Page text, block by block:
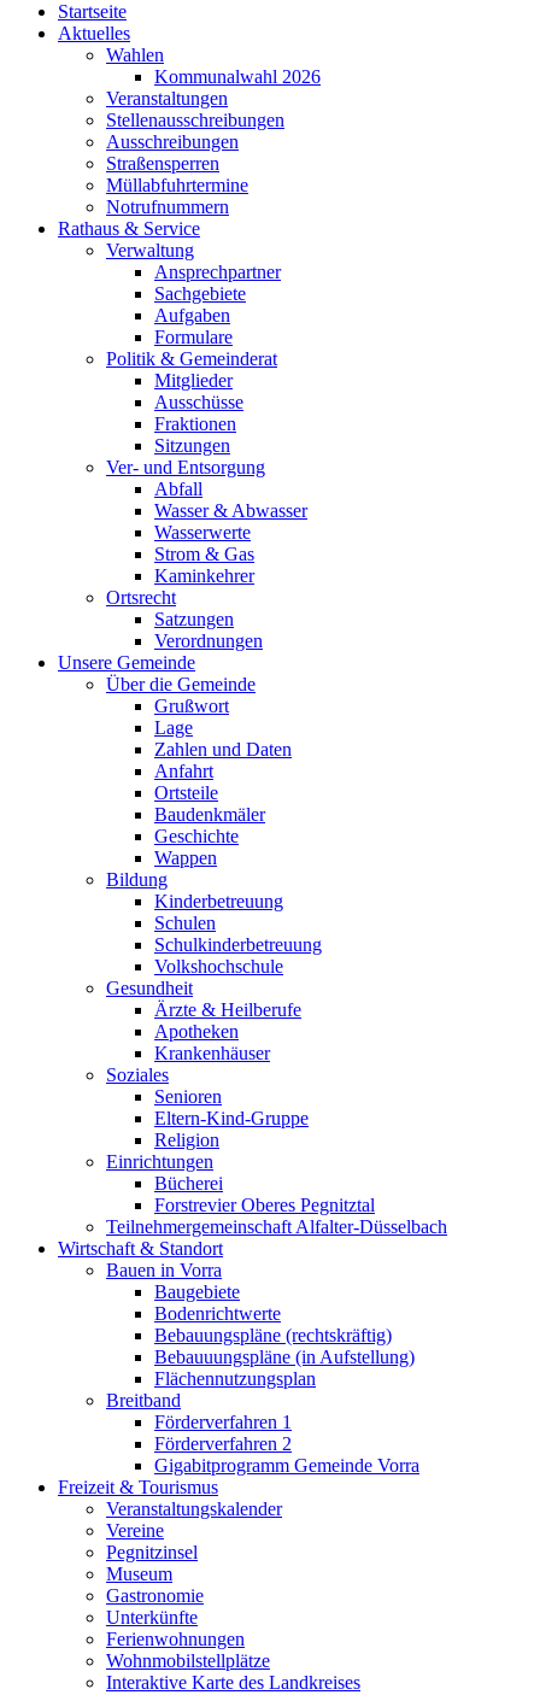
Startseite
Aktuelles
Wahlen
Kommunalwahl 2026
Veranstaltungen
Stellenausschreibungen
Ausschreibungen
Straßensperren
Müllabfuhrtermine
Notrufnummern
Rathaus & Service
Verwaltung
Ansprechpartner
Sachgebiete
Aufgaben
Formulare
Politik & Gemeinderat
Mitglieder
Ausschüsse
Fraktionen
Sitzungen
Ver- und Entsorgung
Abfall
Wasser & Abwasser
Wasserwerte
Strom & Gas
Kaminkehrer
Ortsrecht
Satzungen
Verordnungen
Unsere Gemeinde
Über die Gemeinde
Grußwort
Lage
Zahlen und Daten
Anfahrt
Ortsteile
Baudenkmäler
Geschichte
Wappen
Bildung
Kinderbetreuung
Schulen
Schulkinderbetreuung
Volkshochschule
Gesundheit
Ärzte & Heilberufe
Apotheken
Krankenhäuser
Soziales
Senioren
Eltern-Kind-Gruppe
Religion
Einrichtungen
Bücherei
Forstrevier Oberes Pegnitztal
Teilnehmergemeinschaft Alfalter-Düsselbach
Wirtschaft & Standort
Bauen in Vorra
Baugebiete
Bodenrichtwerte
Bebauungspläne (rechtskräftig)
Bebauuungspläne (in Aufstellung)
Flächennutzungsplan
Breitband
Förderverfahren 1
Förderverfahren 2
Gigabitprogramm Gemeinde Vorra
Freizeit & Tourismus
Veranstaltungskalender
Vereine
Pegnitzinsel
Museum
Gastronomie
Unterkünfte
Ferienwohnungen
Wohnmobilstellplätze
Interaktive Karte des Landkreises